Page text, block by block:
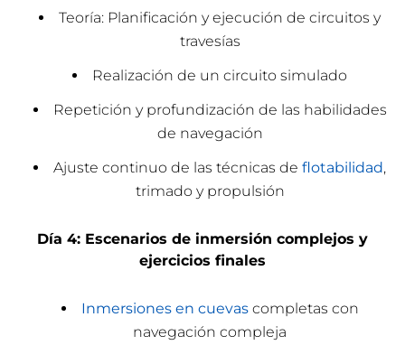
Teoría: Planificación y ejecución de circuitos y
travesías
Realización de un circuito simulado
Repetición y profundización de las habilidades
de navegación
Ajuste continuo de las técnicas de flotabilidad,
trimado y propulsión
Día 4: Escenarios de inmersión complejos y
ejercicios finales
Inmersiones en cuevascompletas con
navegación compleja